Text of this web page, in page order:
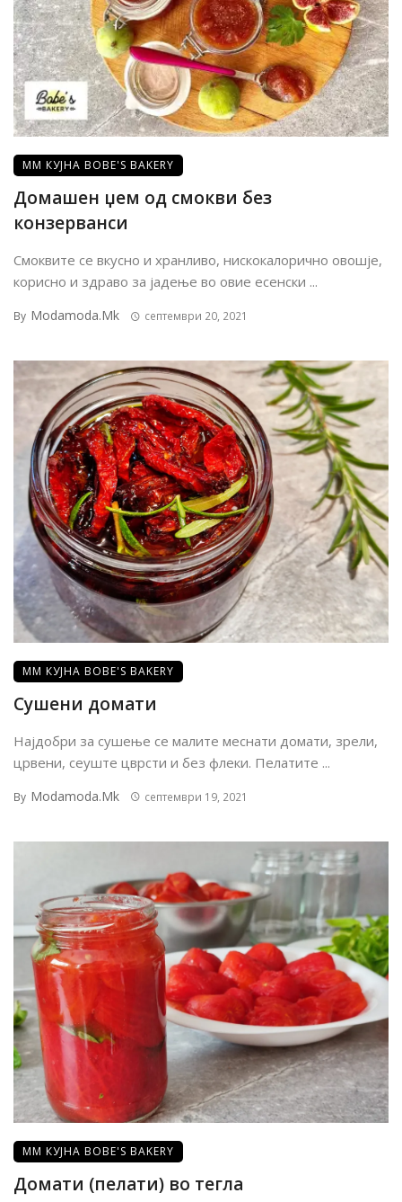
ММ КУЈНА BOBE'S BAKERY
Домашен џем од смокви без
конзерванси
Смоквите се вкусно и хранливо, нискокалорично овошје,
корисно и здраво за јадење во овие есенски ...
By Modamoda.mk септември 20, 2021
ММ КУЈНА BOBE'S BAKERY
Сушени домати
Најдобри за сушење се малите меснати домати, зрели,
црвени, сеуште цврсти и без флеки. Пелатите ...
By Modamoda.mk септември 19, 2021
ММ КУЈНА BOBE'S BAKERY
Домати (пелати) во тегла